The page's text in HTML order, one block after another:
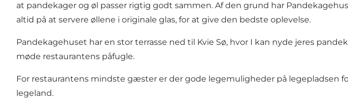
at pandekager og øl passer rigtig godt sammen. Af den grund har
altid på at servere øllene i originale glas, for at give den bedste oplevelse.
Pandekagehuset har en stor terrasse ned til Kvie Sø, hvor I kan nyde jeres
møde restaurantens påfugle.
For restaurantens mindste gæster er der gode legemuligheder på legepladsen
legeland.